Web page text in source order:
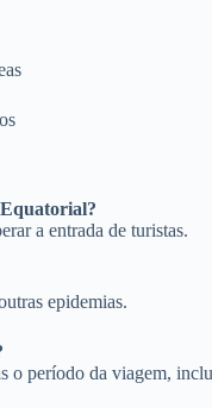
a entrada de turistas.
epidemias.
o período da viagem,